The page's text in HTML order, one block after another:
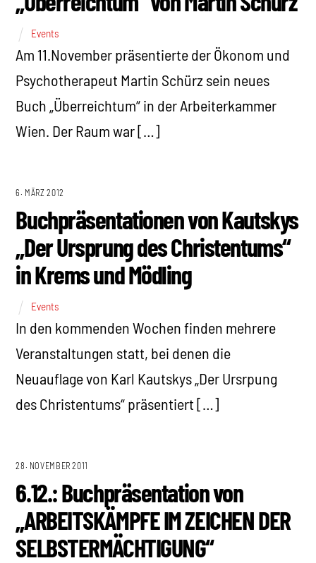
Events
Am 11.November präsentierte der Ökonom und
Psychotherapeut Martin Schürz sein neues
Buch „Überreichtum“ in der Arbeiterkammer
Wien. Der Raum war […]
6. MÄRZ 2012
Buchpräsentationen von Kautskys
„Der Ursprung des Christentums“
in Krems und Mödling
Events
In den kommenden Wochen finden mehrere
Veranstaltungen statt, bei denen die
Neuauflage von Karl Kautskys „Der Ursrpung
des Christentums“ präsentiert […]
28. NOVEMBER 2011
6.12.: Buchpräsentation von
„ARBEITSKÄMPFE IM ZEICHEN DER
SELBSTERMÄCHTIGUNG“